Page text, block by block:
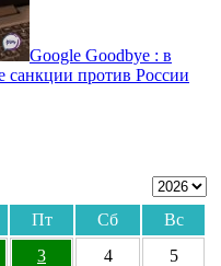
Google Goodbye : в
санкции против России
Пт Сб
Вс
3 4 5